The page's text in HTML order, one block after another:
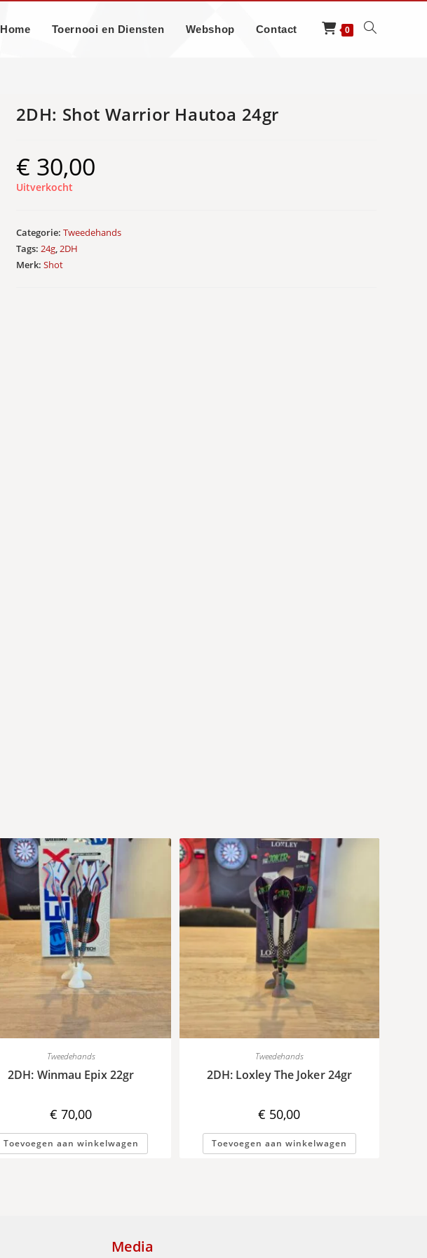
Home Toernooi en Diensten Webshop Contact 0 Website
2DH: Shot Warrior Hautoa 24gr
€ 30,00
Uitverkocht
Categorie: Tweedehands
Tags: 24g,2DH
Merk: Shot
Tweedehands
2DH: Winmau Epix 22gr
€ 70,00
Toevoegen aan winkelwagen
Tweedehands
2DH: Loxley The Joker 24gr
€ 50,00
Toevoegen aan winkelwagen
Media